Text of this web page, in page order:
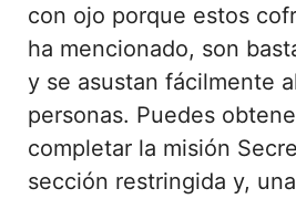
con ojo porque estos
ha mencionado, son
y se asustan fácilmente
personas. Puedes
completar la misión
sección restringida y,